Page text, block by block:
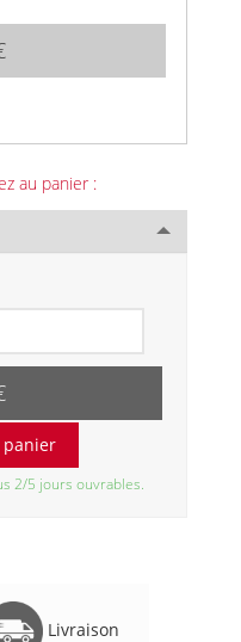
au panier :
2/5 jours ouvrables.
Livraison